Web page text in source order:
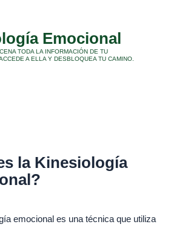
Emocional
TODA LA INFORMACIÓN DE TU
A ELLA Y DESBLOQUEA TU CAMINO.
la Kinesiología
emocional es una técnica que utiliza